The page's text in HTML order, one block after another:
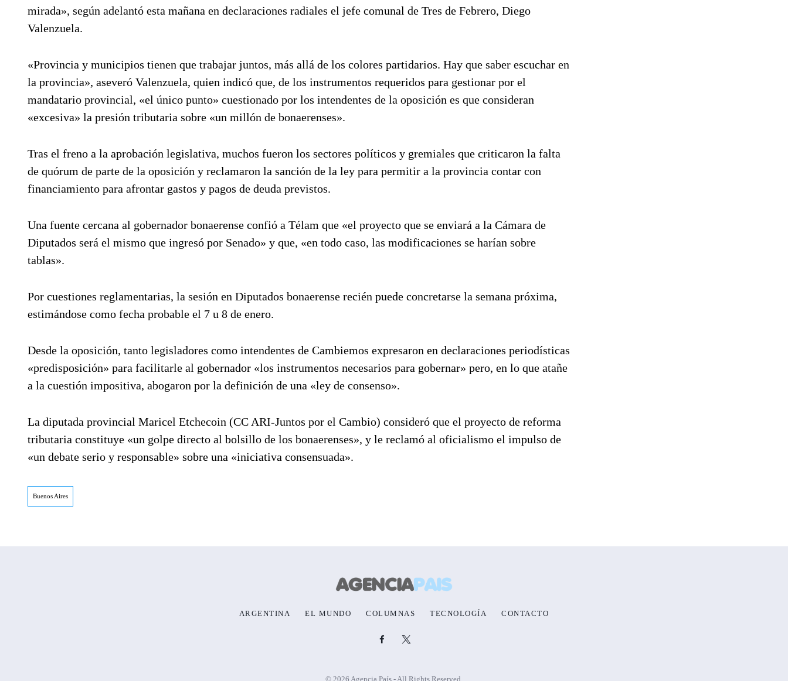
mirada», según adelantó esta mañana en declaraciones radiales el jefe comunal de Tres de Febrero, Diego
Valenzuela.
«Provincia y municipios tienen que trabajar juntos, más allá de los colores partidarios. Hay que saber escuchar en
la provincia», aseveró Valenzuela, quien indicó que, de los instrumentos requeridos para gestionar por el
mandatario provincial, «el único punto» cuestionado por los intendentes de la oposición es que consideran
«excesiva» la presión tributaria sobre «un millón de bonaerenses».
Tras el freno a la aprobación legislativa, muchos fueron los sectores políticos y gremiales que criticaron la falta
de quórum de parte de la oposición y reclamaron la sanción de la ley para permitir a la provincia contar con
financiamiento para afrontar gastos y pagos de deuda previstos.
Una fuente cercana al gobernador bonaerense confió a Télam que «el proyecto que se enviará a la Cámara de
Diputados será el mismo que ingresó por Senado» y que, «en todo caso, las modificaciones se harían sobre
tablas».
Por cuestiones reglamentarias, la sesión en Diputados bonaerense recién puede concretarse la semana próxima,
estimándose como fecha probable el 7 u 8 de enero.
Desde la oposición, tanto legisladores como intendentes de Cambiemos expresaron en declaraciones periodísticas
«predisposición» para facilitarle al gobernador «los instrumentos necesarios para gobernar» pero, en lo que atañe
a la cuestión impositiva, abogaron por la definición de una «ley de consenso».
La diputada provincial Maricel Etchecoin (CC ARI-Juntos por el Cambio) consideró que el proyecto de reforma
tributaria constituye «un golpe directo al bolsillo de los bonaerenses», y le reclamó al oficialismo el impulso de
«un debate serio y responsable» sobre una «iniciativa consensuada».
Buenos Aires
ARGENTINA EL MUNDO COLUMNAS TECNOLOGÍA CONTACTO
© 2026 Agencia País - All Rights Reserved.